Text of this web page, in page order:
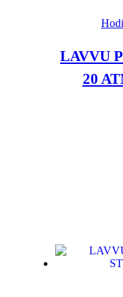
LAVVU
20